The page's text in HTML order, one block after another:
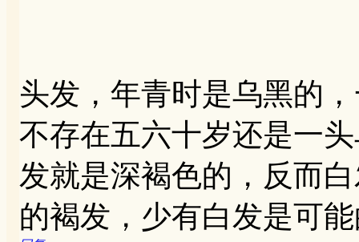
头发，年青时是乌黑的
不存在五六十岁还是一
发就是深褐色的，反而
的褐发，少有白发是可